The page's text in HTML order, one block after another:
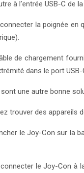
à l’entrée USB-C de
la poignée en
de chargement
dans le port USB-
une autre bonne
trouver des appareils
le Joy-Con sur la
le Joy-Con à